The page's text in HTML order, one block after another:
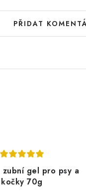
PŘIDAT
zubní gel pro psy a
kočky 70g